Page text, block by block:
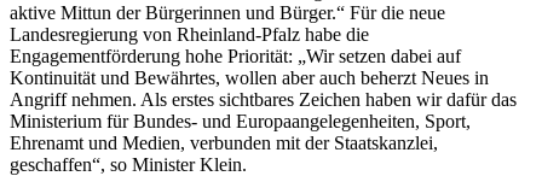
aktive Mittun der Bürgerinnen und Bürger.“ Für die neue
Landesregierung von Rheinland-Pfalz habe die
Engagementförderung hohe Priorität: „Wir setzen dabei auf
Kontinuität und Bewährtes, wollen aber auch beherzt Neues in
Angriff nehmen. Als erstes sichtbares Zeichen haben wir dafür das
Ministerium für Bundes- und Europaangelegenheiten, Sport,
Ehrenamt und Medien, verbunden mit der Staatskanzlei,
geschaffen“, so Minister Klein.